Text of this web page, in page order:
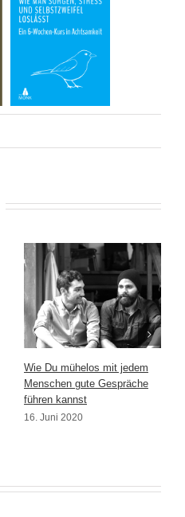
Wie Du mühelos mit jedem
Menschen gute Gespräche
führen kannst
16. Juni 2020